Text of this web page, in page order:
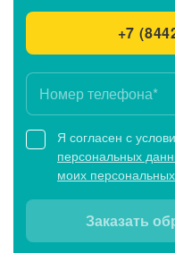
+7
Я согласен с
персональных
моих
Заказать